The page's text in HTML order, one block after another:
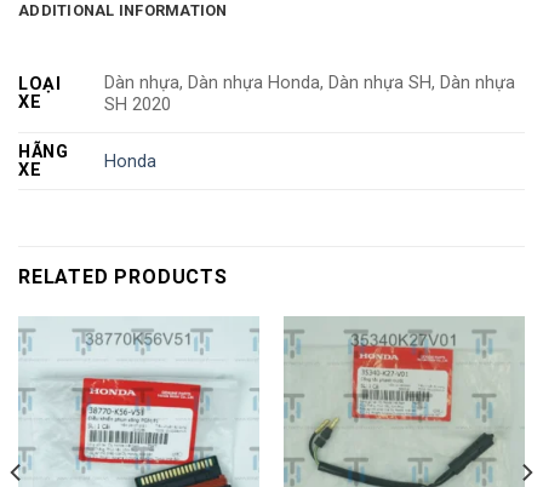
ADDITIONAL INFORMATION
LOẠI
XE
Dàn nhựa, Dàn nhựa Honda, Dàn nhựa SH, Dàn nhựa
SH 2020
HÃNG
XE
Honda
RELATED PRODUCTS